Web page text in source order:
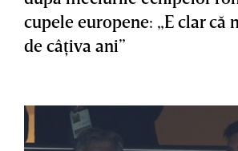
cupele europene: „E clar că
de câţiva ani”